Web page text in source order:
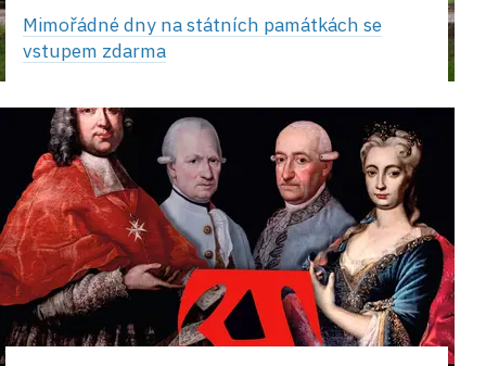
Mimořádné dny na státních památkách se
vstupem zdarma